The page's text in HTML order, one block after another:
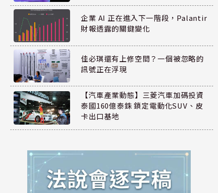
企業 AI 正在進入下一階段，Palantir
財報透露的關鍵變化
佳必琪還有上修空間？一個被忽略的
訊號正在浮現
【汽車產業動態】三菱汽車加碼投資
泰國160億泰銖 鎖定電動化SUV、皮
卡出口基地